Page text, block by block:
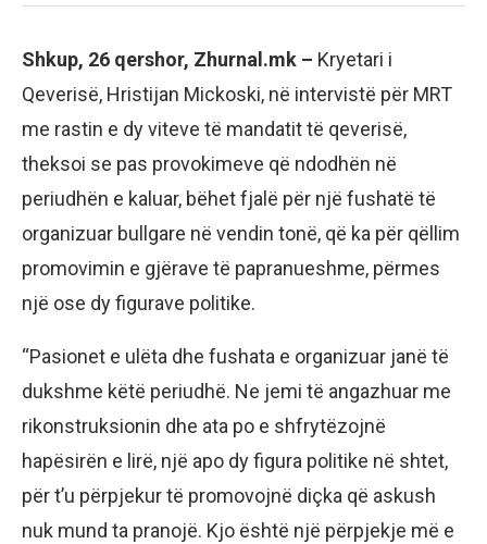
Shkup, 26 qershor, Zhurnal.mk – Kryetari i
Qeverisë, Hristijan Mickoski, në intervistë për MRT
me rastin e dy viteve të mandatit të qeverisë,
theksoi se pas provokimeve që ndodhën në
periudhën e kaluar, bëhet fjalë për një fushatë të
organizuar bullgare në vendin tonë, që ka për qëllim
promovimin e gjërave të papranueshme, përmes
një ose dy figurave politike.
“Pasionet e ulëta dhe fushata e organizuar janë të
dukshme këtë periudhë. Ne jemi të angazhuar me
rikonstruksionin dhe ata po e shfrytëzojnë
hapësirën e lirë, një apo dy figura politike në shtet,
për t’u përpjekur të promovojnë diçka që askush
nuk mund ta pranojë. Kjo është një përpjekje më e